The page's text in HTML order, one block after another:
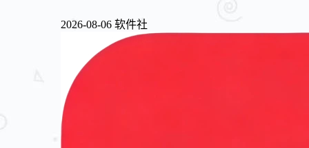
2026-08-06 软件社